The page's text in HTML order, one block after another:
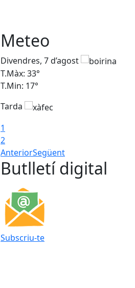
Meteo
Divendres, 7 d’agost
T.Màx: 33°
T.Min: 17°
Tarda
1
2
AnteriorSegüent
Butlletí digital
Subscriu-te